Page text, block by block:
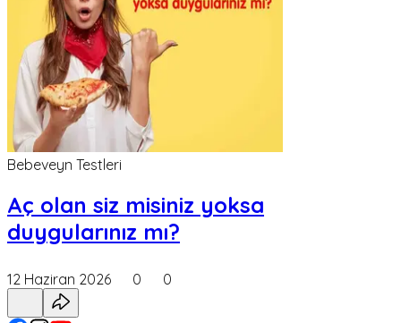
Bebeveyn Testleri
Aç olan siz misiniz yoksa
duygularınız mı?
12 Haziran 2026 0 0